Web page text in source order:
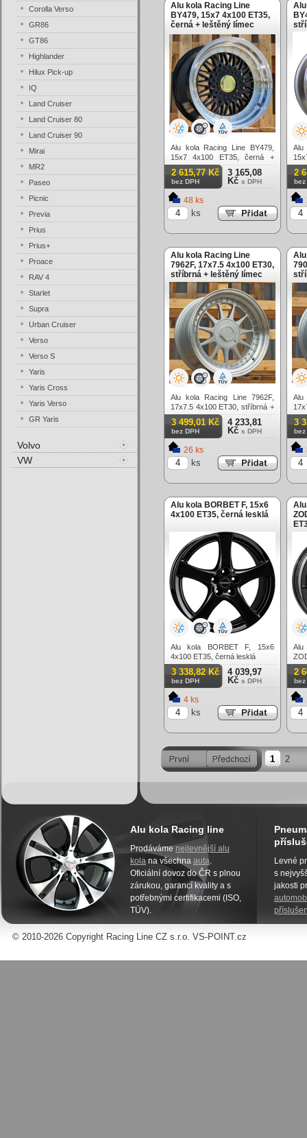
Alu kola Racing Line
BY479, 15x7 4x100 ET35,
černá + leštěný límec
Alu kola Racing Line BY479,
15x7 4x100 ET35, černá +
leštěný límec
2 615,77 Kč
bez DPH
3 165,08
Kč s DPH
48 ks
ks
Alu
2
bez
Alu kola Racing Line
7962F, 17x7.5 4x100 ET30,
stříbrná + leštěný límec
Alu kola Racing Line 7962F,
17x7.5 4x100 ET30, stříbrná +
leštěný límec
3 499,01 Kč
bez DPH
4 233,81
Kč s DPH
26 ks
ks
Alu
3
bez
Alu kola BORBET F, 15x6
4x100 ET35, černá lesklá
Alu kola BORBET F, 15x6
4x100 ET35, černá lesklá
3 338,82 Kč
bez DPH
4 039,97
Kč s DPH
4 ks
ks
Alu
2
bez
1 2
Corolla Verso
GR86
GT86
Highlander
Hilux Pick-up
IQ
Land Cruiser
Land Cruiser 80
Land Cruiser 90
Mirai
MR2
Paseo
Picnic
Previa
Prius
Prius+
Proace
RAV 4
Starlet
Supra
Urban Cruiser
Verso
Verso S
Yaris
Yaris Cross
Yaris Verso
GR Yaris
Volvo
VW
Alu kola Racing line
Prodáváme nejlevnější alu
kola na všechna auta.
Oficiální dovoz do ČR s plnou
zárukou, garancí kvality a s
potřebnými certifikacemi (ISO,
TÜV).
Levné
s
jakosti
© 2010-2026 Copyright Racing Line CZ s.r.o. VS-POINT.cz